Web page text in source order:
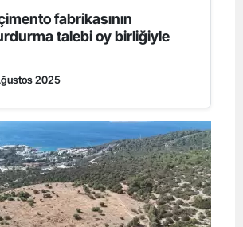
fabrikasının
talebi oy birliğiyle
2025